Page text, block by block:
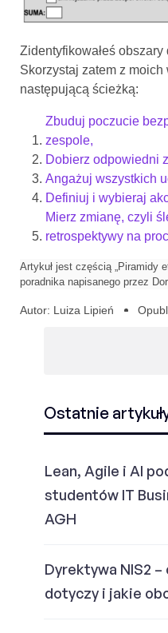
Zidentyfikowałeś
Skorzystaj zatem z
następującą ścieżką:
Zbuduj poczucie
zespole,
Dobierz odpowiedni
Angażuj wszystkich
Definiuj i wybieraj
Mierz zmianę, czyli
retrospektywy na
Artykuł jest częścią „Piramidy
poradnika napisanego przez
Autor: Luiza Lipień
Ostatnie
Lean, Agile i AI
studentów IT
AGH
Dyrektywa NIS2
dotyczy i jakie